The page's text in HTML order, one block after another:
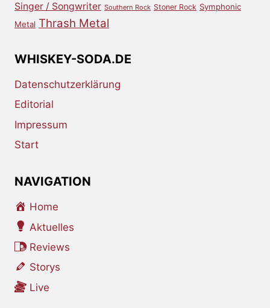
Singer / Songwriter Southern Rock Stoner Rock Symphonic
Metal Thrash Metal
WHISKEY-SODA.DE
Datenschutzerklärung
Editorial
Impressum
Start
NAVIGATION
Home
Aktuelles
Reviews
Storys
Live